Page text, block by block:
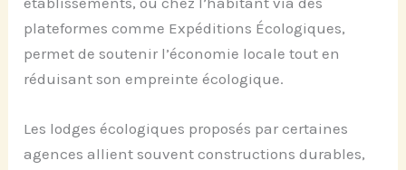
plateformes comme Expéditions Écologiques,
permet de soutenir l’économie locale tout en
réduisant son empreinte écologique.
Les lodges écologiques proposés par certaines
agences allient souvent constructions durables,